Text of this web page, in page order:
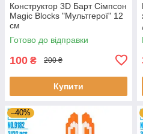
Конструктор 3D Барт Сімпсон
Magic Blocks "Мультгерої" 12
см
Готово до відправки
100 ₴ 200 ₴
Купити
–40%